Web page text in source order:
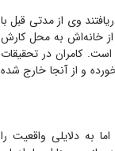
وی از مدتی قبل با
از خانه‌اش به محل کارش
است. کامران در تحقیقات
و از آنجا خارج شده
به دلایلی واقعیت را